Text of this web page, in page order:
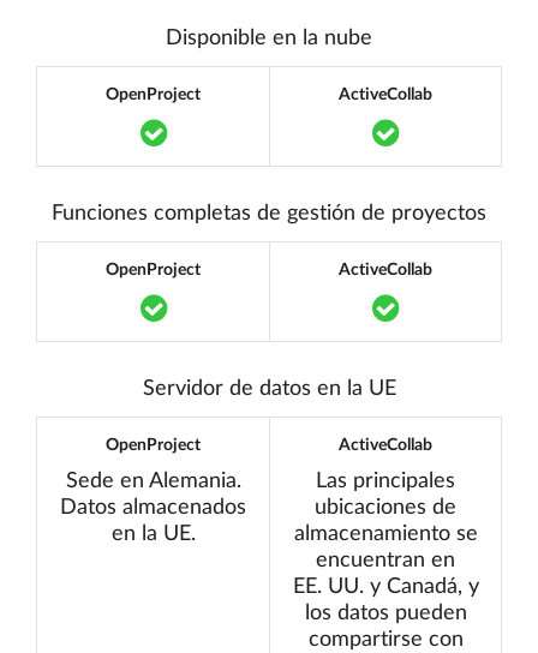
Disponible en la nube
OpenProject
Translation missing:
ActiveCollab
Funciones completas de gestión de proyectos
OpenProject
Translation missing:
ActiveCollab
Servidor de datos en la UE
OpenProject
Sede en Alemania.
Datos almacenados
en la UE.
ActiveCollab
Las principales
ubicaciones de
almacenamiento se
encuentran en
EE. UU. y Canadá, y
los datos pueden
compartirse con